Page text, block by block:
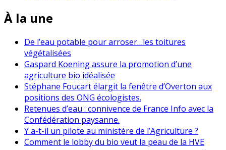
À la une
De l’eau potable pour arroser…les toitures
végétalisées
Gaspard Koening assure la promotion d’une
agriculture bio idéalisée
Stéphane Foucart élargit la fenêtre d’Overton aux
positions des ONG écologistes.
Retenues d’eau : connivence de France Info avec la
Confédération paysanne.
Y a-t-il un pilote au ministère de l’Agriculture ?
Comment le lobby du bio veut la peau de la HVE